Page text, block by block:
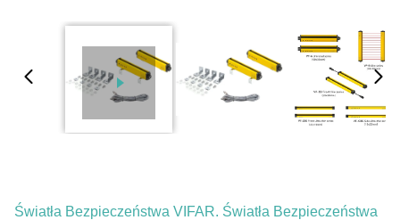
Światła Bezpieczeństwa VIFAR. Światła Bezpieczeństwa